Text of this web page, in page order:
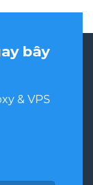
bây
& VPS